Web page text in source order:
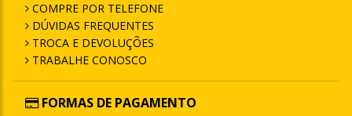
COMPRE POR TELEFONE
DÚVIDAS FREQUENTES
TROCA E DEVOLUÇÕES
TRABALHE CONOSCO
FORMAS DE PAGAMENTO